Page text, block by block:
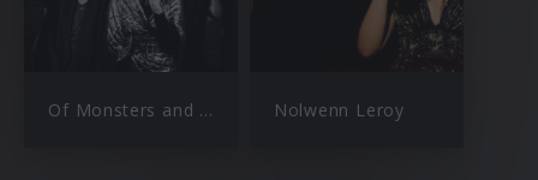
Of Monsters and Men Nolwenn Leroy